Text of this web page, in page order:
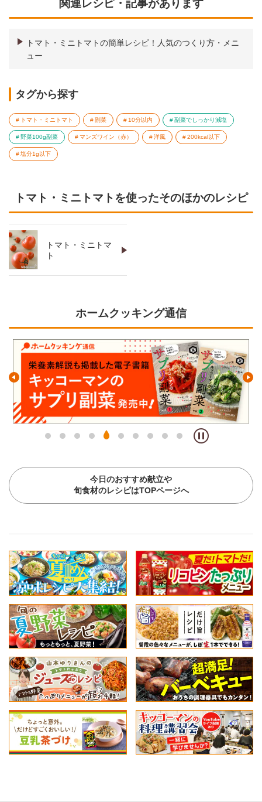
関連レシピ・記事があります
トマト・ミニトマトの簡単レシピ！人気のつくり方・メニ
ュー
タグから探す
トマト・ミニトマト 副菜 10分以内 副菜でしっかり減塩
野菜100g副菜 マンズワイン（赤） 洋風 200kcal以下
塩分1g以下
トマト・ミニトマトを使ったそのほかのレシピ
トマト・ミニトマ
ト
ホームクッキング通信
今日のおすすめ献立や
旬食材のレシピはTOPページへ